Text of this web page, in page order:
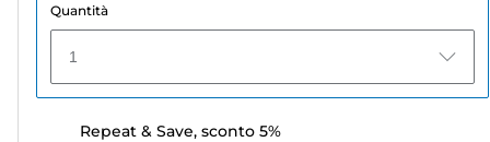
Quantità
1
Repeat & Save, sconto 5%